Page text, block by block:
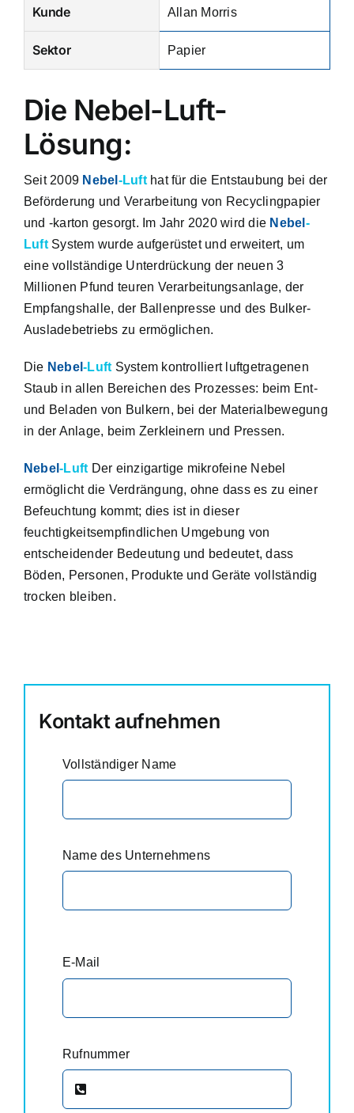
Kunde Allan Morris
Sektor Papier
Die Nebel-Luft-
Lösung:
Seit 2009 Nebel -Lufthat für die Entstaubung bei der
Beförderung und Verarbeitung von Recyclingpapier
und -karton gesorgt. Im Jahr 2020 wird die Nebel -
LuftSystem wurde aufgerüstet und erweitert, um
eine vollständige Unterdrückung der neuen 3
Millionen Pfund teuren Verarbeitungsanlage, der
Empfangshalle, der Ballenpresse und des Bulker-
Ausladebetriebs zu ermöglichen.
Die Nebel-Luft System kontrolliert luftgetragenen
Staub in allen Bereichen des Prozesses: beim Ent-
und Beladen von Bulkern, bei der Materialbewegung
in der Anlage, beim Zerkleinern und Pressen.
Nebel-Luft Der einzigartige mikrofeine Nebel
ermöglicht die Verdrängung, ohne dass es zu einer
Befeuchtung kommt; dies ist in dieser
feuchtigkeitsempfindlichen Umgebung von
entscheidender Bedeutung und bedeutet, dass
Böden, Personen, Produkte und Geräte vollständig
trocken bleiben.
Kontakt aufnehmen
Vollständiger Name
Name des Unternehmens
E-Mail
Rufnummer